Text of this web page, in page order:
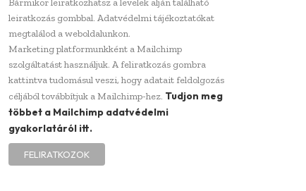
leiratkozás gombbal. Adatvédelmi tájékoztatókat
megtalálod a weboldalunkon.
Marketing platformunkként a Mailchimp
szolgáltatást használjuk. A feliratkozás gombra
kattintva tudomásul veszi, hogy adatait feldolgozás
céljából továbbítjuk a Mailchimp-hez. Tudjon meg
többet a Mailchimp adatvédelmi
gyakorlatáról itt.